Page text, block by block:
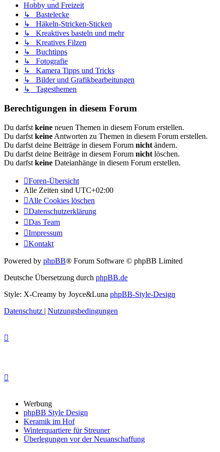
Hobby und Freizeit
↳ Bastelecke
↳ Häkeln-Stricken-Sticken
↳ Kreaktives basteln und mehr
↳ Kreatives Filzen
↳ Buchtipps
↳ Fotografie
↳ Kamera Tipps und Tricks
↳ Bilder und Grafikbearbeitungen
↳ Tagesthemen
Berechtigungen in diesem Forum
Du darfst keine neuen Themen in diesem Forum erstellen.
Du darfst keine Antworten zu Themen in diesem Forum erstellen.
Du darfst deine Beiträge in diesem Forum nicht ändern.
Du darfst deine Beiträge in diesem Forum nicht löschen.
Du darfst keine Dateianhänge in diesem Forum erstellen.
Foren-Übersicht
Alle Zeiten sind UTC+02:00
Alle Cookies löschen
Datenschutzerklärung
Das Team
Impressum
Kontakt
Powered by phpBB® Forum Software © phpBB Limited
Deutsche Übersetzung durch phpBB.de
Style: X-Creamy by Joyce&Luna phpBB-Style-Design
Datenschutz | Nutzungsbedingungen
Werbung
phpBB Style Design
Keramik im Hof
Winterquartiere für Streuner
Überlegungen vor der Neuanschaffung